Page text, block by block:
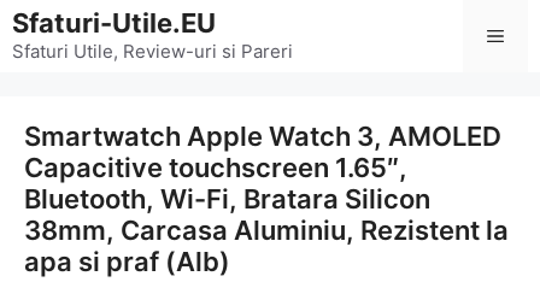
Sari
la
Sfaturi-Utile.EU
Sfaturi Utile, Review-uri si Pareri
Smartwatch Apple Watch 3, AMOLED
Capacitive touchscreen 1.65″,
Bluetooth, Wi-Fi, Bratara Silicon
38mm, Carcasa Aluminiu, Rezistent la
apa si praf (Alb)